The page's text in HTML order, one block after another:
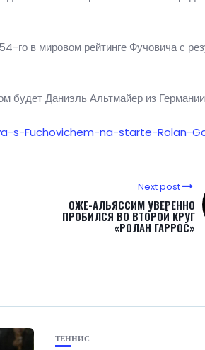
го в мировом рейтинге Фучовича с
будет Даниэль Альтмайер из
s-Fuchovichem-na-starte-Rolan-
Next post
ОЖЕ-АЛЬЯССИМ УВЕРЕННО
ПРОБИЛСЯ ВО ВТОРОЙ КРУГ
«РОЛАН ГАРРОС»
ТЕННИС